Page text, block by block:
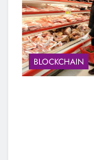
BLOCKCHAIN